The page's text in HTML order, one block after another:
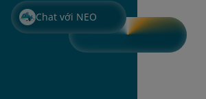
Chat với NEO